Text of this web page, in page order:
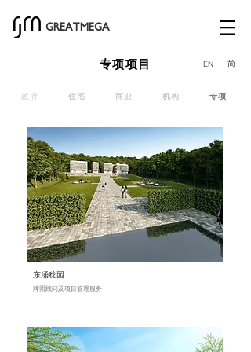
GREATMEGA
专项项目
政府 住宅 商业 机构 专项
EN 简
东涌稔园
牌照顾问及项目管理服务